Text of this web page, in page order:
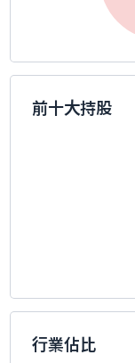
前十大持股
行業佔比